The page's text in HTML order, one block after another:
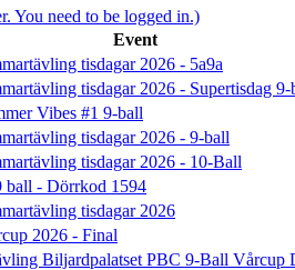
You need to be logged in.)
Event
tisdagar 2026 - 5a9a
tisdagar 2026 - Supertisdag 9-
Vibes #1 9-ball
tisdagar 2026 - 9-ball
tisdagar 2026 - 10-Ball
ball - Dörrkod 1594
tisdagar 2026
2026 - Final
Biljardpalatset PBC 9-Ball Vårcup